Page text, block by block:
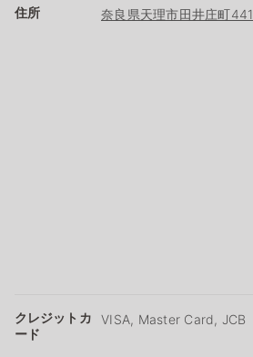
住所 奈良県天理市田井庄町441
クレジットカ
ード
VISA, Master Card, JCB